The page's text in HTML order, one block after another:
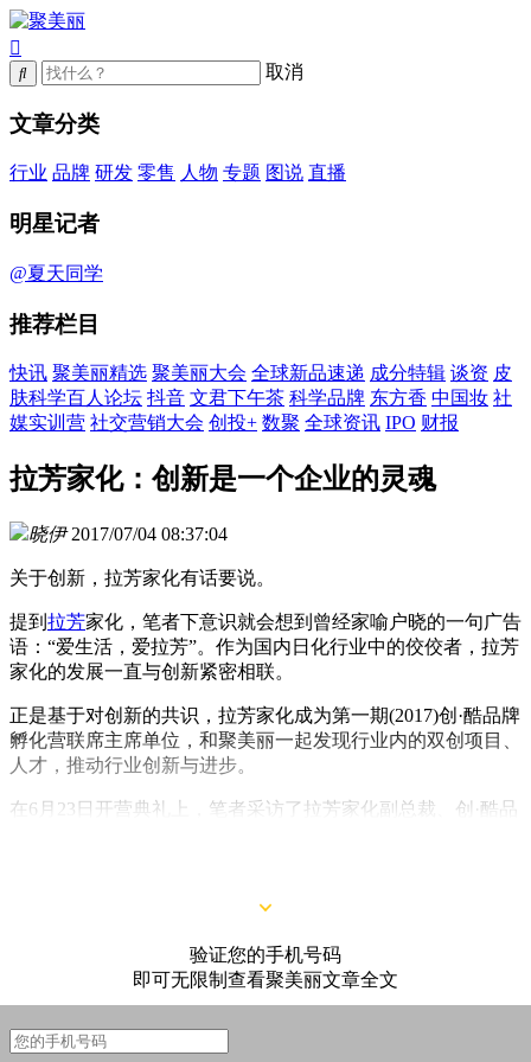
取消
文章分类
行业 品牌 研发 零售 人物 专题 图说 直播
明星记者
@夏天同学
推荐栏目
快讯 聚美丽精选 聚美丽大会 全球新品速递 成分特辑 谈资 皮
肤科学百人论坛 抖音 文君下午茶 科学品牌 东方香 中国妆 社
媒实训营 社交营销大会 创投+ 数聚 全球资讯 IPO 财报
拉芳家化：创新是一个企业的灵魂
晓伊 2017/07/04 08:37:04
关于创新，拉芳家化有话要说。
提到 拉芳家化，笔者下意识就会想到曾经家喻户晓的一句广告
语：“爱生活，爱拉芳”。作为国内日化行业中的佼佼者，拉芳
家化的发展一直与创新紧密相联。
正是基于对创新的共识，拉芳家化成为第一期(2017)创·酷品牌
孵化营联席主席单位，和聚美丽一起发现行业内的双创项目、
人才，推动行业创新与进步。
在6月23日开营典礼上，笔者采访了拉芳家化副总裁、创·酷品
验证您的手机号码
即可无限制查看聚美丽文章全文